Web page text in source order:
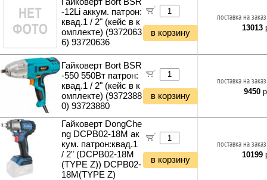
-12Li аккум. патрон:
квад.1 / 2" (кейс в к
омплекте) (9372063
6) 93720636
в корзину
поставка на
13013
Гайковерт Bort BSR
-550 550Вт патрон:
квад.1 / 2" (кейс в к
омплекте) (9372388
0) 93723880
в корзину
поставка на
9450
Гайковерт DongChe
ng DCPB02-18M ак
кум. патрон:квад.1
/ 2" (DCPB02-18M
(TYPE Z)) DCPB02-
18M(TYPE Z)
в корзину
поставка на
10199